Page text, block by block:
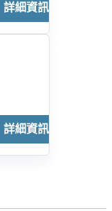
詳細資訊
詳細資訊